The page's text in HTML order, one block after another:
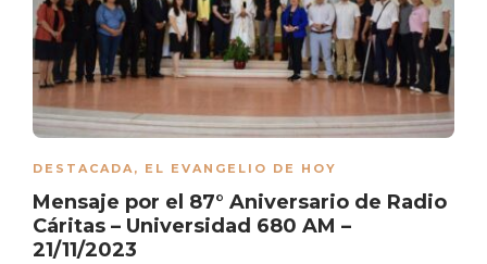
DESTACADA, EL EVANGELIO DE HOY
Mensaje por el 87° Aniversario de Radio
Cáritas – Universidad 680 AM –
21/11/2023